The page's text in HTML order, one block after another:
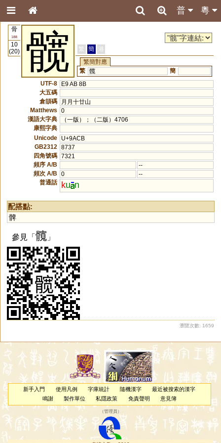
粵
普
骨
188
10
(20)
髋 繁 簡
港
繁簡對應
繁 髖
簡
UTF-8
E9 AB 8B
大五碼
倉頡碼
月月十廿山
Matthews
0
漢語大字典
（一版）；（二版）4706
康熙字典
Unicode
U+9ACB
GB2312
8737
四角號碼 7321
頻序 A/B
--
頻次 A/B
0
--
普通話
ku n
配搭點:
髀
參見「髖 」
瀏覽次數: 1659
新手入門 使用凡例 字庫統計 隨機漢字
最近被搜索的漢字
鳴謝
製作單位 私隱政策 免責聲明 意見簿
（管理員 ）